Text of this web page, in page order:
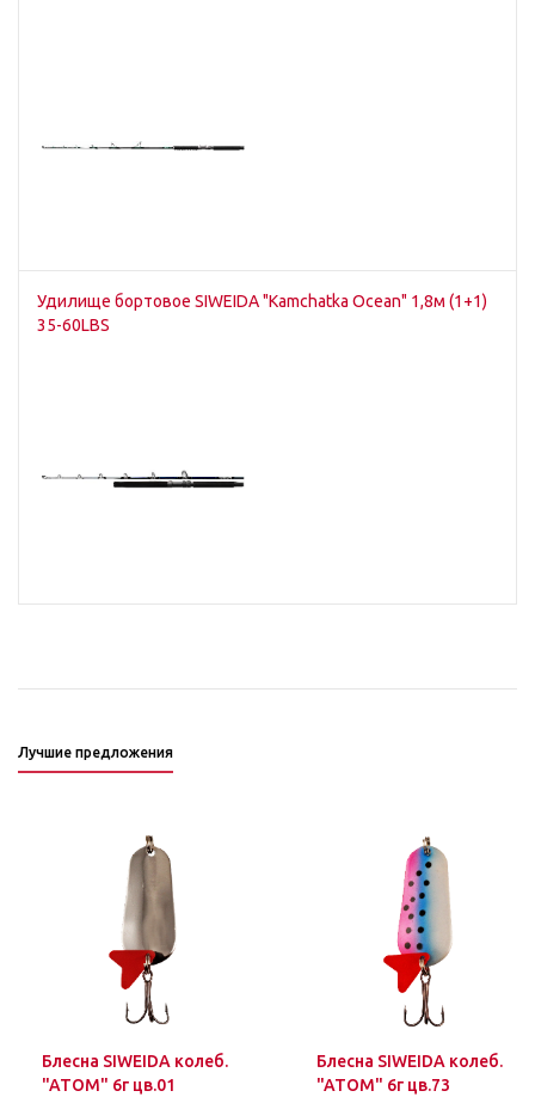
Удилище бортовое SIWEIDA "Kamchatka Ocean" 1,8м (1+1)
35-60LBS
Лучшие предложения
Блесна SIWEIDA колеб.
"ATOM" 6г цв.01
Блесна SIWEIDA колеб.
"ATOM" 6г цв.73